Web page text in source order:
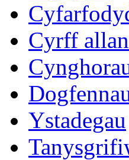
Cyrff
Ystadegau